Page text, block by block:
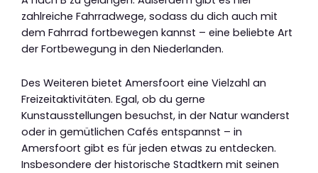
zahlreiche Fahrradwege, sodass du dich auch mit
dem Fahrrad fortbewegen kannst – eine beliebte Art
der Fortbewegung in den Niederlanden.
Des Weiteren bietet Amersfoort eine Vielzahl an
Freizeitaktivitäten. Egal, ob du gerne
Kunstausstellungen besuchst, in der Natur wanderst
oder in gemütlichen Cafés entspannst – in
Amersfoort gibt es für jeden etwas zu entdecken.
Insbesondere der historische Stadtkern mit seinen